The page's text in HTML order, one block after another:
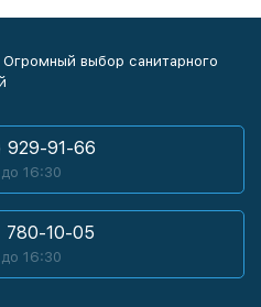
выбор санитарного
929-91-66
16:30
780-10-05
16:30